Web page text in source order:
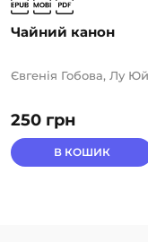
Чайний канон
250 грн
Євгенія Гобова, Лу Юй
В КОШИК